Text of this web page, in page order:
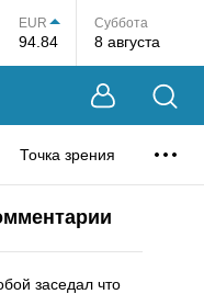
EUR
94.84
Суббота
8 августа
Точка зрения
заседал что